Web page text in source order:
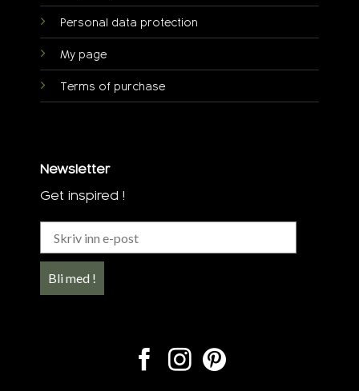
Personal data protection
My page
Terms of purchase
Newsletter
Get inspired !
Bli med !